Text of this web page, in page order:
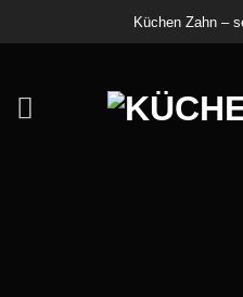
Inhalt
Küchen Zahn –